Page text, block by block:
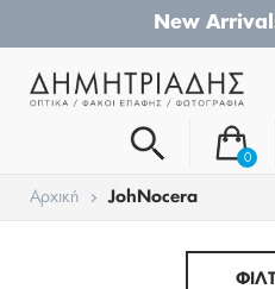
Τηλ.
0
Αρχική JohNocera